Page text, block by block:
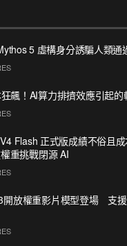
5 虛構身分誘騙人類通
飆！AI算力排擠效應引起的
Flash 正式版成績不俗且
重挑戰閉源 AI
開放權重影片模型登場 支